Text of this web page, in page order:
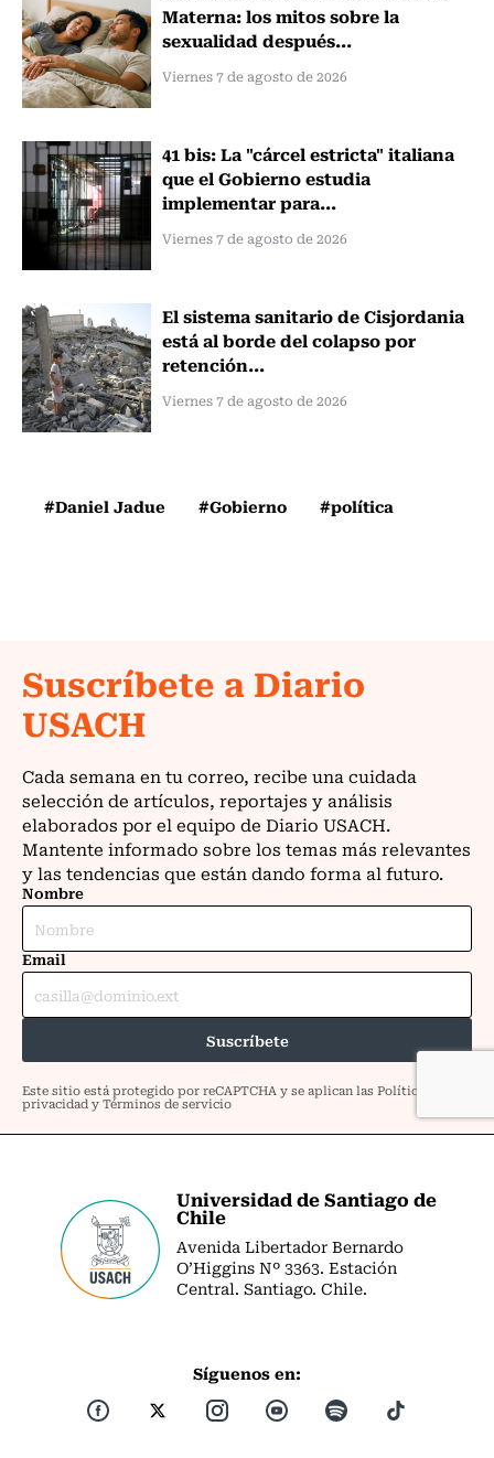
Materna: los mitos sobre la
sexualidad después...
Viernes 7 de agosto de 2026
41 bis: La "cárcel estricta" italiana
que el Gobierno estudia
implementar para...
Viernes 7 de agosto de 2026
El sistema sanitario de Cisjordania
está al borde del colapso por
retención...
Viernes 7 de agosto de 2026
#Daniel Jadue #Gobierno #política
Universidad de Santiago de
Chile
Avenida Libertador Bernardo
O’Higgins Nº 3363. Estación
Central. Santiago. Chile.
Síguenos en: